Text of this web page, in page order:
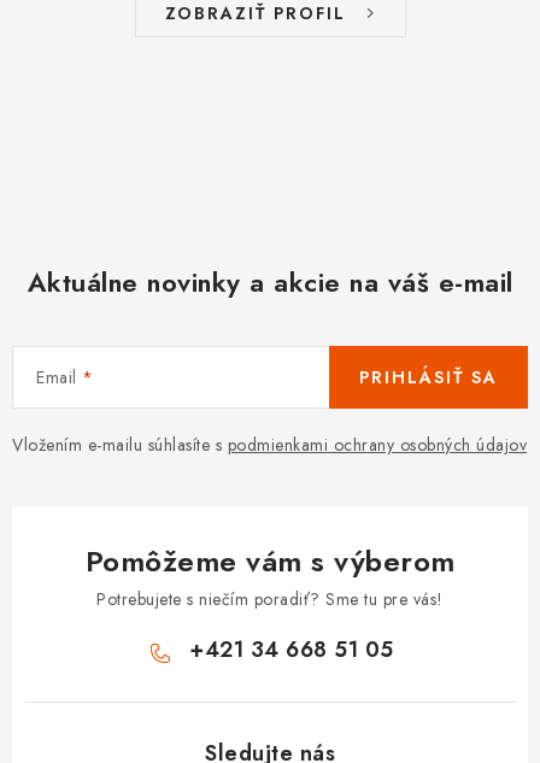
ZOBRAZIŤ PROFIL
Aktuálne novinky a akcie na váš e-mail
Email
Vložením e-mailu súhlasíte s podmienkami ochrany osobných údajov
PRIHLÁSIŤ SA
Pomôžeme vám s výberom
Potrebujete s niečím poradiť? Sme tu pre vás!
+421 34 668 51 05